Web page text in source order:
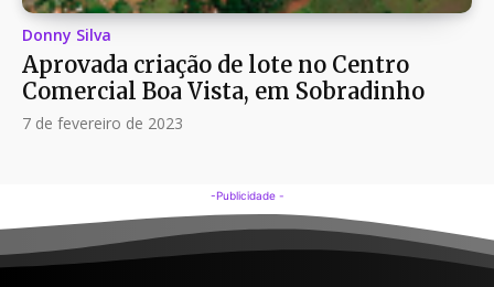
Donny Silva
Aprovada criação de lote no Centro
Comercial Boa Vista, em Sobradinho
7 de fevereiro de 2023
-Publicidade -